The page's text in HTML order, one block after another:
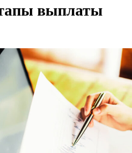
выплаты